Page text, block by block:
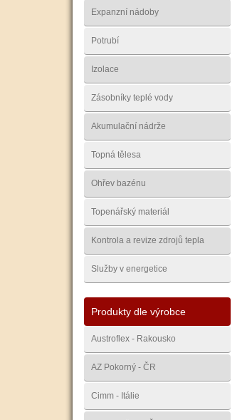
Expanzní nádoby
Potrubí
Izolace
Zásobníky teplé vody
Akumulační nádrže
Topná tělesa
Ohřev bazénu
Topenářský materiál
Kontrola a revize zdrojů tepla
Služby v energetice
Produkty dle výrobce
Austroflex - Rakousko
AZ Pokorný - ČR
Cimm - Itálie